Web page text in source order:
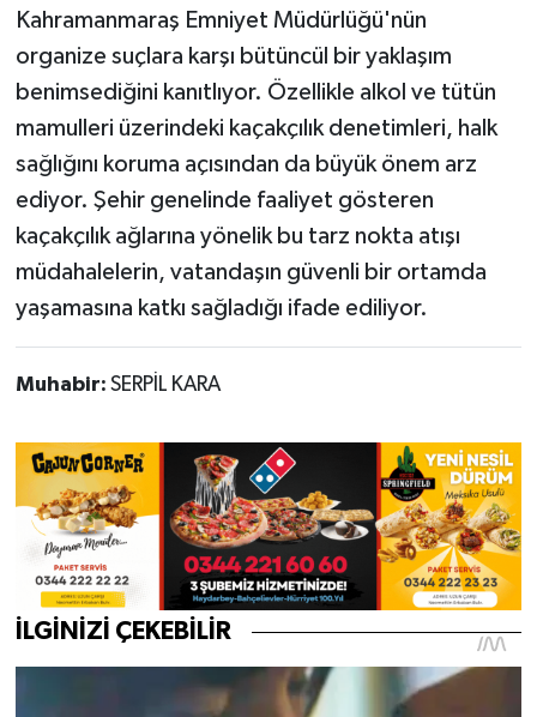
Kahramanmaraş Emniyet Müdürlüğü'nün
organize suçlara karşı bütüncül bir yaklaşım
benimsediğini kanıtlıyor. Özellikle alkol ve tütün
mamulleri üzerindeki kaçakçılık denetimleri, halk
sağlığını koruma açısından da büyük önem arz
ediyor. Şehir genelinde faaliyet gösteren
kaçakçılık ağlarına yönelik bu tarz nokta atışı
müdahalelerin, vatandaşın güvenli bir ortamda
yaşamasına katkı sağladığı ifade ediliyor.
Muhabir: SERPİL KARA